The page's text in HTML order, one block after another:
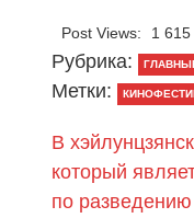
Post Views: 1 615
Рубрика:
Метки:
В
который
по